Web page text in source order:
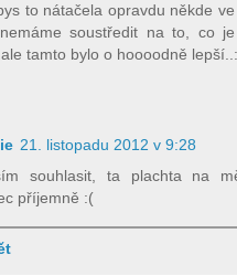
to nátačela opravdu někde
soustředit na to, co
tamto bylo o hoooodně
21. listopadu 2012 v 9:28
souhlasit, ta plachta na
příjemně :(